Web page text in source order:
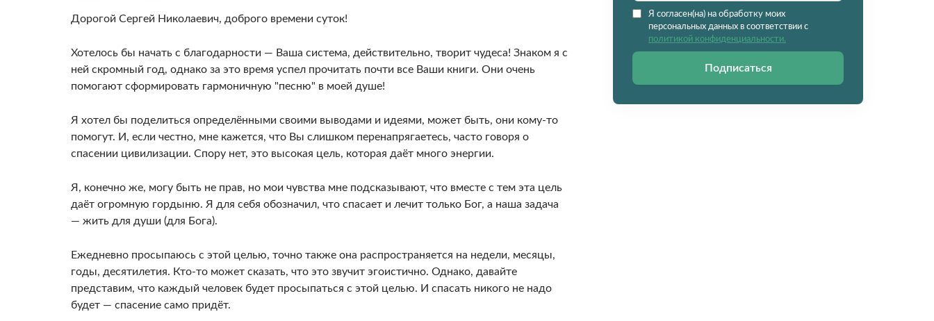
Дорогой Сергей Николаевич, доброго времени суток!
Хотелось бы начать с благодарности — Ваша система, действительно, творит чудеса! Знаком я с
ней скромный год, однако за это время успел прочитать почти все Ваши книги. Они очень
помогают сформировать гармоничную "песню" в моей душе!
Я хотел бы поделиться определёнными своими выводами и идеями, может быть, они кому-то
помогут. И, если честно, мне кажется, что Вы слишком перенапрягаетесь, часто говоря о
спасении цивилизации. Спору нет, это высокая цель, которая даёт много энергии.
Я, конечно же, могу быть не прав, но мои чувства мне подсказывают, что вместе с тем эта цель
даёт огромную гордыню. Я для себя обозначил, что спасает и лечит только Бог, а наша задача
— жить для души (для Бога).
Ежедневно просыпаюсь с этой целью, точно также она распространяется на недели, месяцы,
годы, десятилетия. Кто-то может сказать, что это звучит эгоистично. Однако, давайте
представим, что каждый человек будет просыпаться с этой целью. И спасать никого не надо
будет — спасение само придёт.
Я согласен(на) на обработку моих
персональных данных в соответствии с
политикой конфиденциальности.
Подписаться